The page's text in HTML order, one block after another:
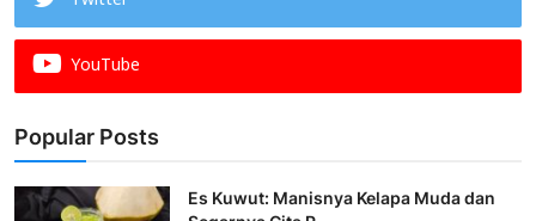
YouTube
Popular Posts
Es Kuwut: Manisnya Kelapa Muda dan